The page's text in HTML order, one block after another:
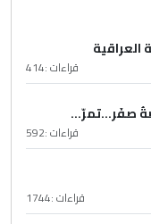
العراقية
قراءات :414
صفَر…تمرّ...
قراءات :592
قراءات :1744